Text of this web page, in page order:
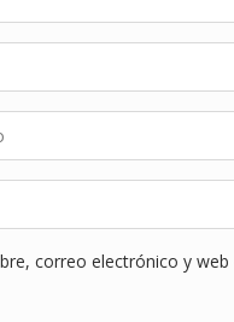
correo electrónico y